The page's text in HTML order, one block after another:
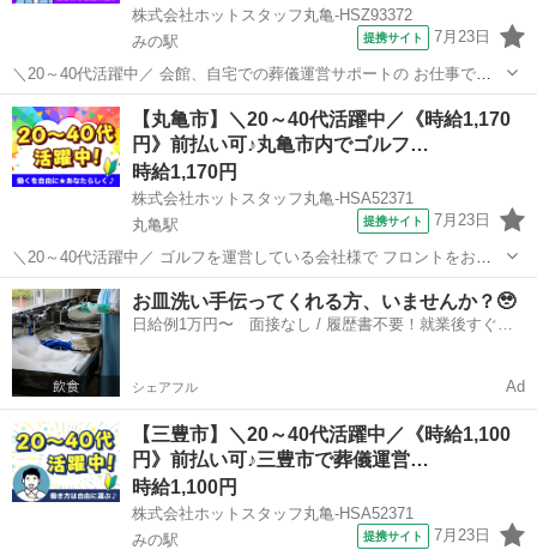
株式会社ホットスタッフ丸亀-HSZ93372
みの駅
提携サイト 7月23日
＼20～40代活躍中／ 会館、自宅での葬儀運営サポートの お仕事です
(^^)/ ================ ＼作業内容のご紹介♪/
================ ◇会葬者様の対応、親族者様への接待 ◇会館...
香川 三豊市 みの駅
【丸亀市】＼20～40代活躍中／《時給1,170
円》前払い可♪丸亀市内でゴルフ…
時給1,170円
株式会社ホットスタッフ丸亀-HSA52371
丸亀駅
提携サイト 7月23日
＼20～40代活躍中／ ゴルフを運営している会社様で フロントをお願
いします☆ ◎こんな方に向いています ■ゴルフの好きな方 ■シフト制
で働きたい方 ■長期安定をお望みの方
━━━━━━━━━━━━━━━━...
香川 丸亀市 丸亀駅 その他
お皿洗い手伝ってくれる方、いませんか？🥹
日給例1万円〜 面接なし / 履歴書不要！就業後すぐに
シェアフル Ad
【三豊市】＼20～40代活躍中／《時給1,100
円》前払い可♪三豊市で葬儀運営…
時給1,100円
株式会社ホットスタッフ丸亀-HSA52371
みの駅
提携サイト 7月23日